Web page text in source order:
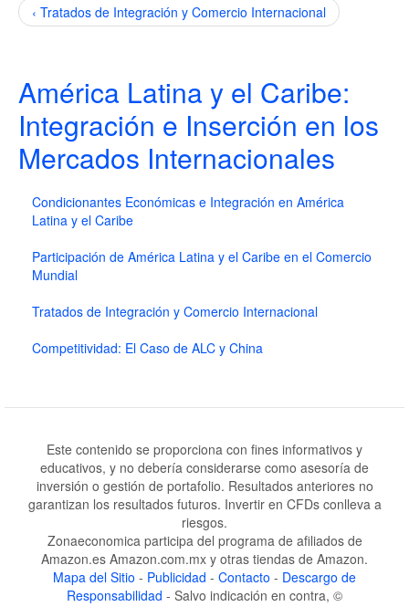
‹ Tratados de Integración y Comercio Internacional
América Latina y el Caribe:
Integración e Inserción en los
Mercados Internacionales
Condicionantes Económicas e Integración en América
Latina y el Caribe
Participación de América Latina y el Caribe en el Comercio
Mundial
Tratados de Integración y Comercio Internacional
Competitividad: El Caso de ALC y China
Este contenido se proporciona con fines informativos y
educativos, y no debería considerarse como asesoría de
inversión o gestión de portafolio. Resultados anteriores no
garantizan los resultados futuros. Invertir en CFDs conlleva a
riesgos.
Zonaeconomica participa del programa de afiliados de
Amazon.es Amazon.com.mx y otras tiendas de Amazon.
Mapa del Sitio - Publicidad - Contacto - Descargo de
Responsabilidad - Salvo indicación en contra, ©
¿Necesitas Ayuda?